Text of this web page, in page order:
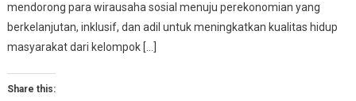
mendorong para wirausaha sosial menuju perekonomian yang
berkelanjutan, inklusif, dan adil untuk meningkatkan kualitas hidup
masyarakat dari kelompok […]
Share this: